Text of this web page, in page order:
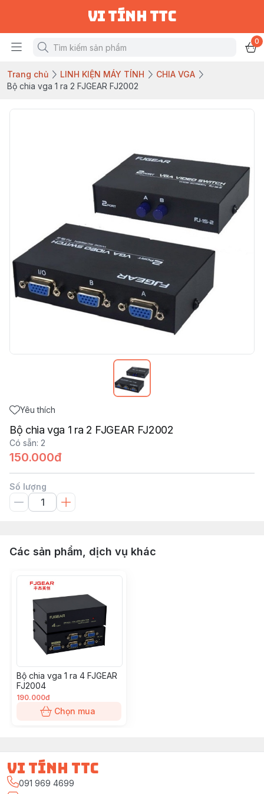
vi tính ttc
0
Trang chủ LINH KIỆN MÁY TÍNH
CHIA VGA
Bộ chia vga 1 ra 2 FJGEAR FJ2002
Yêu thích
Bộ chia vga 1 ra 2 FJGEAR FJ2002
Có sẵn: 2
150.000đ
Số lượng
Các sản phẩm, dịch vụ khác
Bộ chia vga 1 ra 4 FJGEAR
FJ2004
190.000đ
Chọn mua
vi tính ttc
091 969 4699